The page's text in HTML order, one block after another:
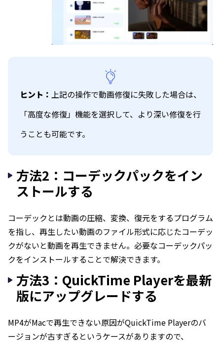
ヒント： 上記の操作で動画修復に失敗した場合は、
「高度な修復」機能を選択して、より深い修復を行
うことも可能です。
方法2：コーデックパックをイン
ストールする
コーデックとは動画の圧縮、変換、復元をするプログラム
を指し、再生したい動画のファイル形式に応じたコーデッ
クがないと動画を再生できません。必要なコーデックパッ
クをインストールすることで解決できます。
方法3：QuickTime Playerを最新
版にアップグレードする
MP4がMacで再生できない原因がQuickTime Playerのバ
ージョンが古すぎるというケースがありますので、